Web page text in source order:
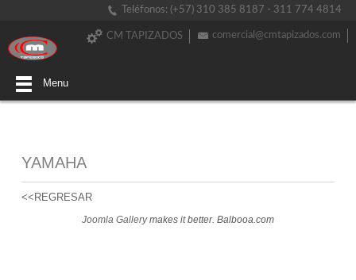
Teléfonos: (+57) 310 385 8187 - 311 774 4814
comercial@cmtapizados.com
CM TAPIZADOS
Menu
YAMAHA
<<REGRESAR
Joomla Gallerymakes it better. Balbooa.com